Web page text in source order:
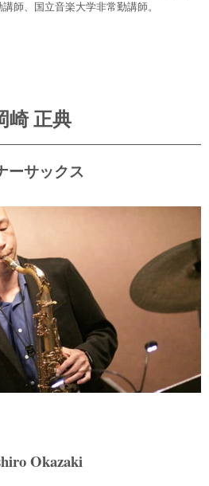
師、国立音楽大学非常勤講師。
崎 正典
ーサックス
Okazaki